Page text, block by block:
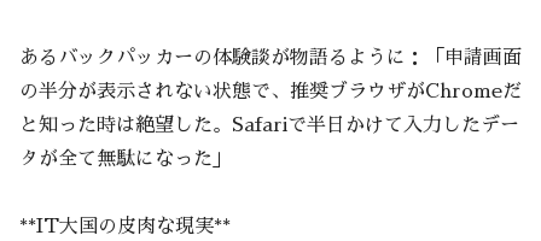
あるバックパッカーの体験談が物語るように：「申請画面
の半分が表示されない状態で、推奨ブラウザがChromeだ
と知った時は絶望した。Safariで半日かけて入力したデー
タが全て無駄になった」
**IT大国の皮肉な現実**